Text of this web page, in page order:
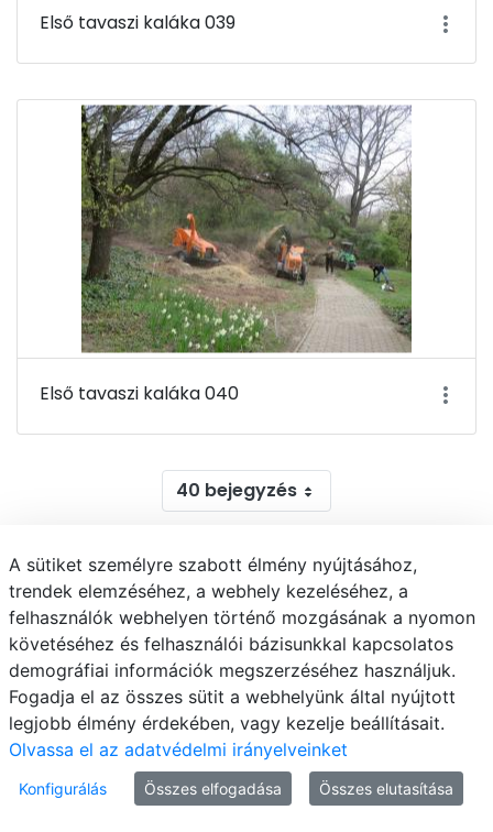
Első tavaszi kaláka 039
Első tavaszi kaláka 040
40 bejegyzés
Oldal
1 Oldal
2 Oldal
3 Oldal
4
BUDAI CAMPUS
A sütiket személyre szabott élmény nyújtásához,
trendek elemzéséhez, a webhely kezeléséhez, a
felhasználók webhelyen történő mozgásának a nyomon
követéséhez és felhasználói bázisunkkal kapcsolatos
demográfiai információk megszerzéséhez használjuk.
Fogadja el az összes sütit a webhelyünk által nyújtott
legjobb élmény érdekében, vagy kezelje beállításait.
Olvassa el az adatvédelmi irányelveinket
Konfigurálás Összes elfogadása Összes elutasítása